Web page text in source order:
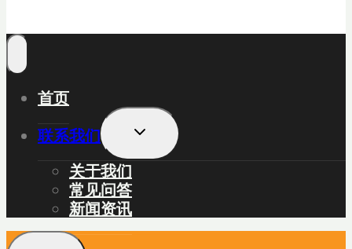
首页
联系我们
展
子
单
关于我们
常见问答
新闻资讯